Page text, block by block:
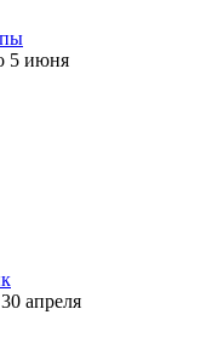
5 июня
30 апреля